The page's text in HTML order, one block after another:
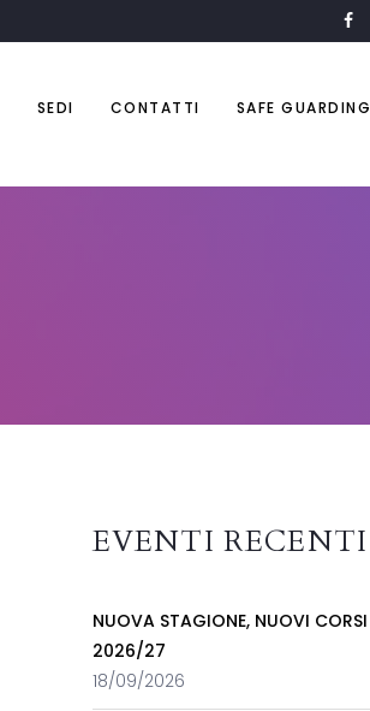
SEDI CONTATTI SAFE GUARDING
EVENTI RECENTI
NUOVA STAGIONE, NUOVI CORSI
2026/27
18/09/2026